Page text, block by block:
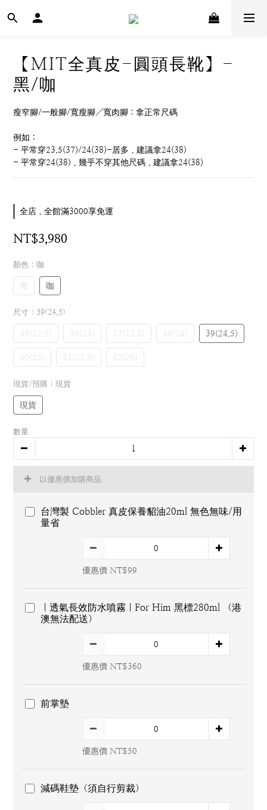
【MIT全真皮-圓頭長靴】-
黑/咖
瘦窄腳/一般腳/寬瘦腳／寬肉腳：拿正常尺碼
例如：
- 平常穿23.5(37)/24(38)-居多，建議拿24(38)
- 平常穿24(38)，幾乎不穿其他尺碼，建議拿24(38)
全店，全館滿3000享免運
NT$3,980
顏色 : 咖
咖
尺寸 : 39(24.5)
35(22.5) 36(23) 37(23.5) 38(24) 39(24.5)
40(25) 41(25.5) 42(26)
現貨/預購 : 現貨
現貨
數量
以優惠價加購商品
台灣製 Cobbler 真皮保養貂油20ml 無色無味/用
量省
優惠價 NT$99
｜透氣長效防水噴霧｜For Him 黑標280ml （港
澳無法配送）
優惠價 NT$360
前掌墊
優惠價 NT$50
減碼鞋墊（須自行剪裁）